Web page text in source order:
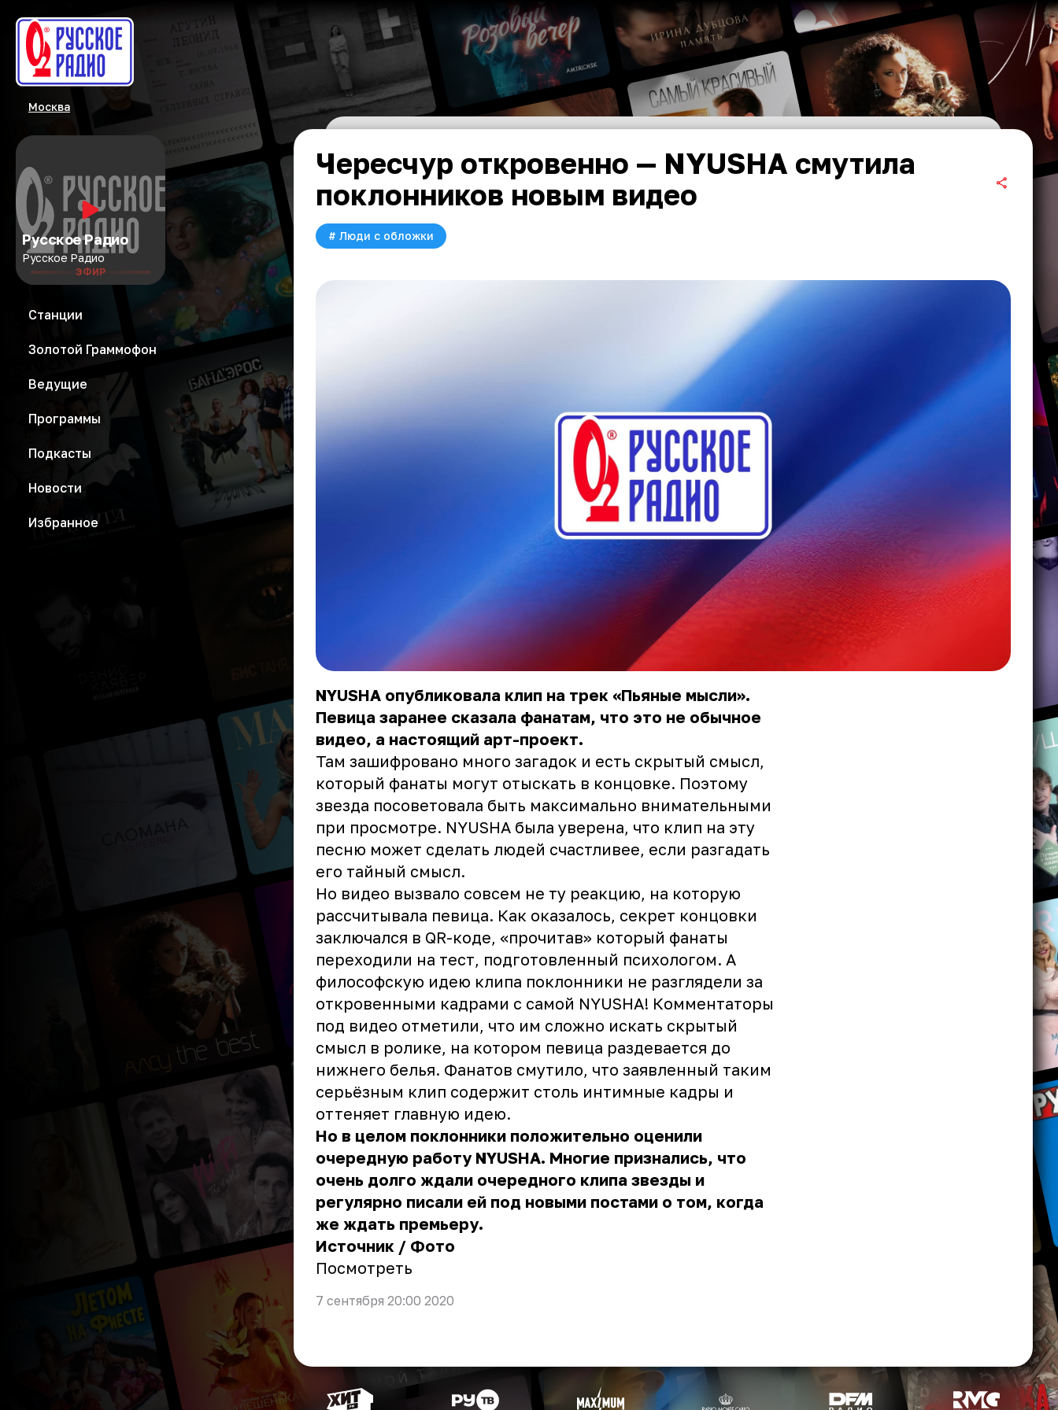
Москва
Русское Радио
Русское Радио
ЭФИР
Станции
Золотой Граммофон
Ведущие
Программы
Подкасты
Новости
Избранное
Чересчур откровенно — NYUSHA смутила
поклонников новым видео
# Люди с обложки
NYUSHA опубликовала клип на трек «Пьяные мысли».
Певица заранее сказала фанатам, что это не обычное
видео, а настоящий арт-проект.
Там зашифровано много загадок и есть скрытый смысл,
который фанаты могут отыскать в концовке. Поэтому
звезда посоветовала быть максимально внимательными
при просмотре. NYUSHA была уверена, что клип на эту
песню может сделать людей счастливее, если разгадать
его тайный смысл.
Но видео вызвало совсем не ту реакцию, на которую
рассчитывала певица. Как оказалось, секрет концовки
заключался в QR-коде, «прочитав» который фанаты
переходили на тест, подготовленный психологом. А
философскую идею клипа поклонники не разглядели за
откровенными кадрами с самой NYUSHA! Комментаторы
под видео отметили, что им сложно искать скрытый
смысл в ролике, на котором певица раздевается до
нижнего белья. Фанатов смутило, что заявленный таким
серьёзным клип содержит столь интимные кадры и
оттеняет главную идею.
Но в целом поклонники положительно оценили
очередную работу NYUSHA. Многие признались, что
очень долго ждали очередного клипа звезды и
регулярно писали ей под новыми постами о том, когда
же ждать премьеру.
Источник / Фото
Посмотреть
7 сентября 20:00 2020